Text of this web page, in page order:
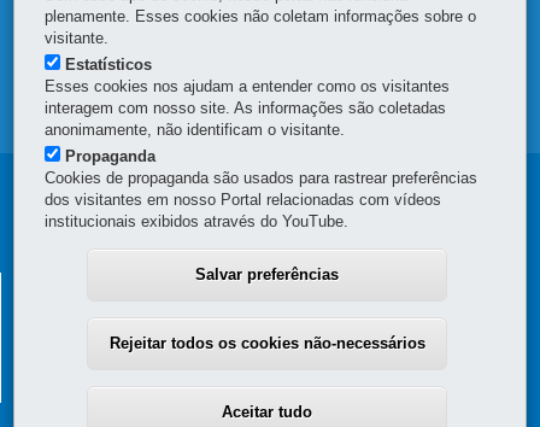
MAPA DO SITE
Navegação
principal
SUPERINTENDÊNCIA GERAL DE
Rua Jacy Loureiro de Campos, s/n - 4º Andar - Ala C - Centro Cívico
(41) 3313-6273
plenamente. Esses cookies não coletam informações sobre o
visitante.
Estatísticos
Esses cookies nos ajudam a entender como os visitantes
interagem com nosso site. As informações são coletadas
anonimamente, não identificam o visitante.
Propaganda
Cookies de propaganda são usados para rastrear preferências
dos visitantes em nosso Portal relacionadas com vídeos
institucionais exibidos através do YouTube.
Salvar preferências
Rejeitar todos os cookies não-necessários
Aceitar tudo